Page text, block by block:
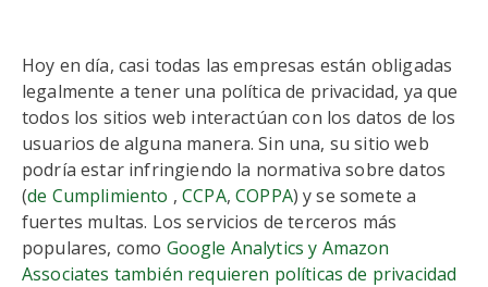
Hoy en día, casi todas las empresas están obligadas
legalmente a tener una política de privacidad, ya que
todos los sitios web interactúan con los datos de los
usuarios de alguna manera. Sin una, su sitio web
podría estar infringiendo la normativa sobre datos
(de Cumplimiento ,CCPA,COPPA) y se somete a
fuertes multas. Los servicios de terceros más
populares, como Google Analytics y Amazon
Associates también requieren políticas de privacidad